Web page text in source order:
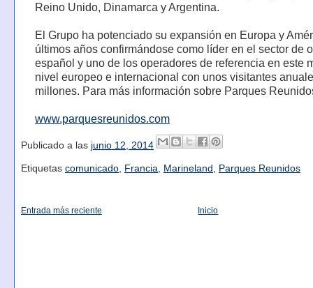
Reino Unido, Dinamarca y Argentina.
El Grupo ha potenciado su expansión en Europa y
últimos años confirmándose como líder en el sector de
español y uno de los operadores de referencia en este
nivel europeo e internacional con unos visitantes
millones. Para más información sobre Parques
www.parquesreunidos.com
Publicado a las junio 12, 2014
Etiquetas comunicado, Francia Marineland Parques Reunidos
Entrada más reciente Inicio